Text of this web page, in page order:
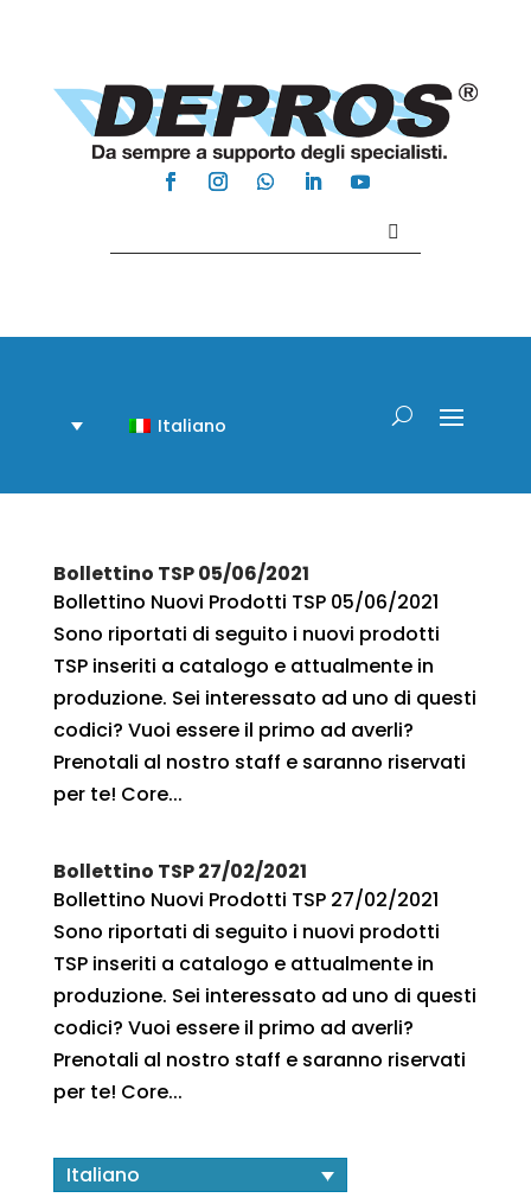
Italiano
Bollettino TSP 05/06/2021
Bollettino Nuovi Prodotti TSP 05/06/2021
Sono riportati di seguito i nuovi prodotti
TSP inseriti a catalogo e attualmente in
produzione. Sei interessato ad uno di questi
codici? Vuoi essere il primo ad averli?
Prenotali al nostro staff e saranno riservati
per te! Core...
Bollettino TSP 27/02/2021
Bollettino Nuovi Prodotti TSP 27/02/2021
Sono riportati di seguito i nuovi prodotti
TSP inseriti a catalogo e attualmente in
produzione. Sei interessato ad uno di questi
codici? Vuoi essere il primo ad averli?
Prenotali al nostro staff e saranno riservati
per te! Core...
Italiano